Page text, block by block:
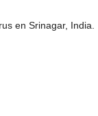
en Srinagar, India.